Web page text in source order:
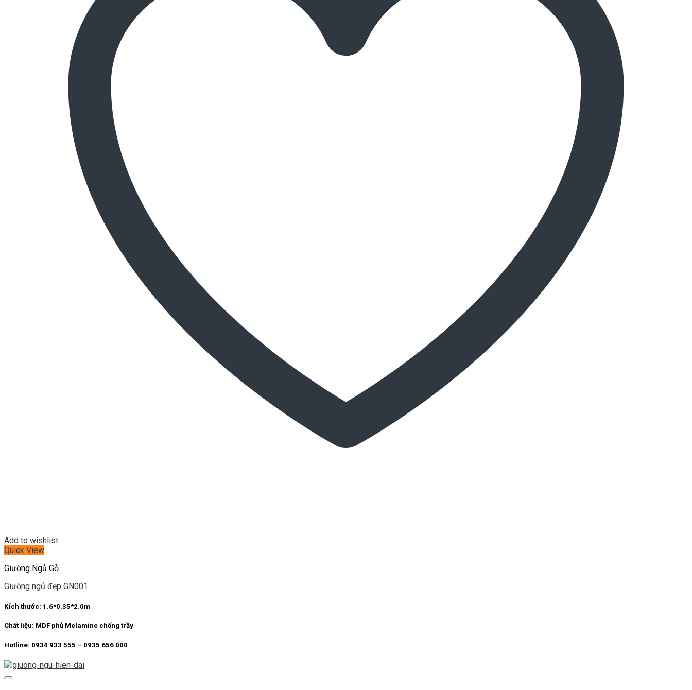
Add to wishlist
Quick View
Giường Ngủ Gỗ
Giường ngủ đẹp GN001
Kích thước: 1.6*0.35*2.0m
Chất liệu: MDF phủ Melamine chống trầy
Hotline: 0934 933 555 – 0935 656 000